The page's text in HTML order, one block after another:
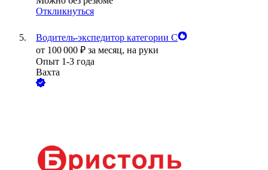
Откликнуться
Водитель-экспедитор категории С
от 100 000 ₽ за месяц, на руки
Опыт 1-3 года
Вахта